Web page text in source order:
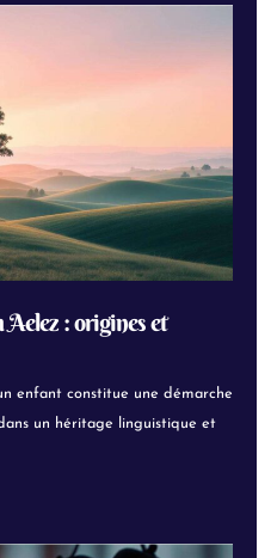
: origines et
enfant constitue une démarche
un héritage linguistique et